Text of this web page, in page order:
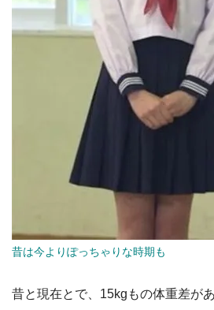
昔は今よりぽっちゃりな時期も
昔と現在とで、15kgもの体重差が